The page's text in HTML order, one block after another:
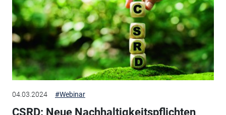
04.03.2024 #Webinar
CSRD: Neue Nachhaltigkeitspflichten